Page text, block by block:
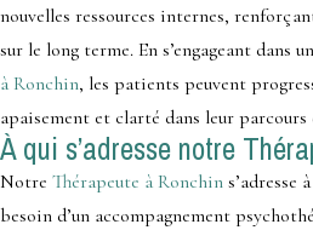
nouvelles ressources internes,
sur le long terme. En s’engageant dans
à Ronchin, les patients peuvent
apaisement et clarté dans leur parcours
À qui s’adresse notre
Notre Thérapeute à Ronchin s’adresse
besoin d’un accompagnement